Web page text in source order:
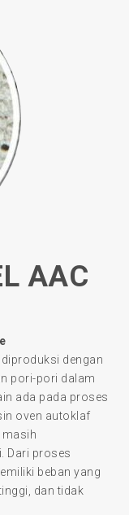
AAC
dengan
pori-pori dalam
ada pada proses
oven autoklaf
masih
Dari proses
beban yang
dan tidak